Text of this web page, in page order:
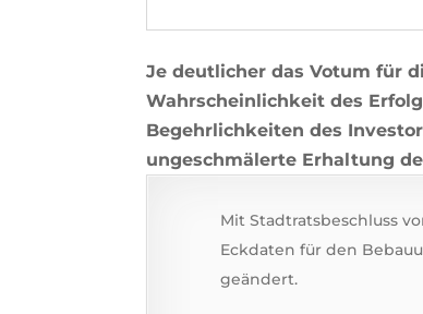
Je deutlicher das Votum für
Wahrscheinlichkeit des
Begehrlichkeiten des
ungeschmälerte Erhaltung
Mit Stadtratsbeschluss
Eckdaten für den
geändert.